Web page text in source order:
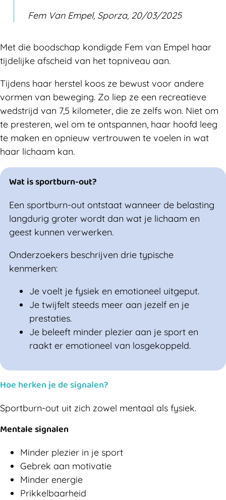
Fem Van Empel, Sporza, 20/03/2025
Met die boodschap kondigde Fem van Empel haar
tijdelijke afscheid van het topniveau aan.
Tijdens haar herstel koos ze bewust voor andere
vormen van beweging. Zo liep ze een recreatieve
wedstrijd van 7,5 kilometer, die ze zelfs won. Niet om
te presteren, wel om te ontspannen, haar hoofd leeg
te maken en opnieuw vertrouwen te voelen in wat
haar lichaam kan.
Wat is sportburn-out?
Een sportburn-out ontstaat wanneer de belasting
langdurig groter wordt dan wat je lichaam en
geest kunnen verwerken.
Onderzoekers beschrijven drie typische
kenmerken:
Je voelt je fysiek en emotioneel uitgeput.
Je twijfelt steeds meer aan jezelf en je
prestaties.
Je beleeft minder plezier aan je sport en
raakt er emotioneel van losgekoppeld.
Hoe herken je de signalen?
Sportburn-out uit zich zowel mentaal als fysiek.
Mentale signalen
Minder plezier in je sport
Gebrek aan motivatie
Minder energie
Prikkelbaarheid